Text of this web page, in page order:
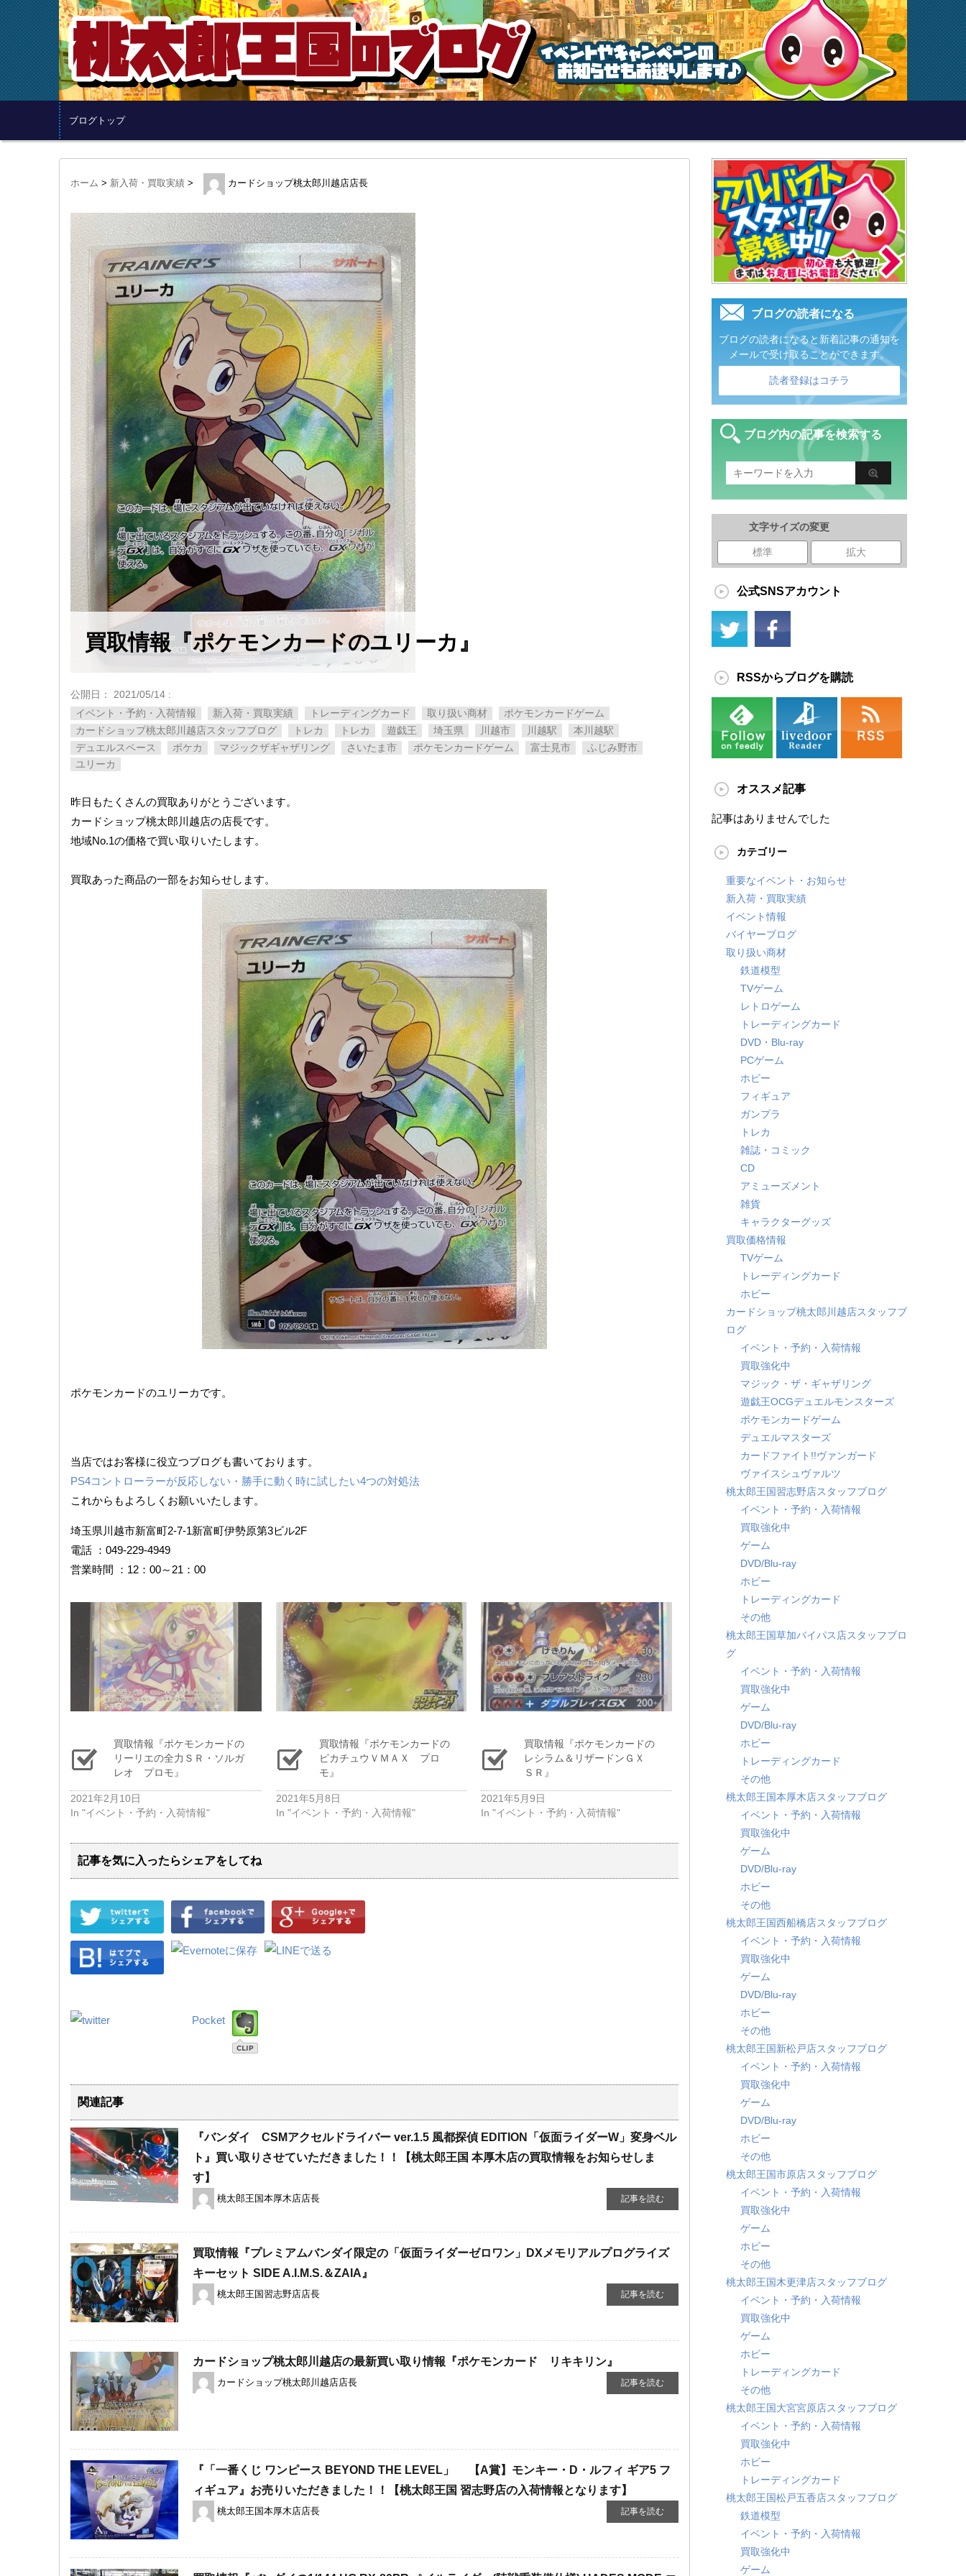
ブログトップ
ホーム > 新入荷・買取実績 > カードショップ桃太郎川越店店長
買取情報『ポケモンカードのユリーカ』
公開日： 2021/05/14 :
イベント・予約・入荷情報
新入荷・買取実績 トレーディングカード 取り扱い商材
ポケモンカードゲーム
カードショップ桃太郎川越店スタッフブログ
トレカ トレカ 遊戯王 埼玉県 川越市 川越駅
本川越駅
デュエルスペース
ポケカ マジックザギャザリング さいたま市 ポケモンカードゲーム 富士見市
ふじみ野市
ユリーカ
昨日もたくさんの買取ありがとうございます。
カードショップ桃太郎川越店の店長です。
地域No.1の価格で買い取りいたします。
買取あった商品の一部をお知らせします。
ポケモンカードのユリーカです。
当店ではお客様に役立つブログも書いております。
PS4コントローラーが反応しない・勝手に動く時に試したい4つの対処法
これからもよろしくお願いいたします。
埼玉県川越市新富町2-7-1新富町伊勢原第3ビル2F
電話 ：049-229-4949
営業時間 ：12：00～21：00
買取情報『ポケモンカードの
リーリエの全力ＳＲ・ソルガ
レオ プロモ』
2021年2月10日
In "イベント・予約・入荷情報"
買取情報『ポケモンカードの
ピカチュウＶＭＡＸ プロ
モ』
2021年5月8日
In "イベント・予約・入荷情報"
買取情報『ポケモンカードの
レシラム＆リザードンＧＸ
ＳＲ』
2021年5月9日
In "イベント・予約・入荷情報"
記事を気に入ったらシェアをしてね
Pocket
関連記事
『バンダイ CSMアクセルドライバー ver.1.5 風都探偵 EDITION「仮面ライダーW」変身ベル
ト』買い取りさせていただきました！！【桃太郎王国 本厚木店の買取情報をお知らせしま
す】
桃太郎王国本厚木店店長 記事を読む
買取情報『プレミアムバンダイ限定の「仮面ライダーゼロワン」DXメモリアルプログライズ
キーセット ​SIDE ​A.I.M.S.＆ZAIA』
桃太郎王国習志野店店長 記事を読む
カードショップ桃太郎川越店の最新買い取り情報『ポケモンカード リキキリン』
カードショップ桃太郎川越店店長 記事を読む
『​「一番くじ ​ワンピース ​BEYOND ​THE ​LEVEL」 ​ 【​A賞】モンキー・D・ルフィ ギア5 フ
ィギュア』お売りいただきました！！【桃太郎王国 習志野店の入荷情報となります】
桃太郎王国本厚木店店長 記事を読む
ブログの読者になる
ブログの読者になると新着記事の通知を
メールで受け取ることができます。
読者登録はコチラ
ブログ内の記事を検索する
文字サイズの変更
標準 拡大
公式SNSアカウント
RSSからブログを購読
オススメ記事
記事はありませんでした
カテゴリー
重要なイベント・お知らせ
新入荷・買取実績
イベント情報
バイヤーブログ
取り扱い商材
鉄道模型
TVゲーム
レトロゲーム
トレーディングカード
DVD・Blu-ray
PCゲーム
ホビー
フィギュア
ガンプラ
トレカ
雑誌・コミック
CD
アミューズメント
雑貨
キャラクターグッズ
買取価格情報
TVゲーム
トレーディングカード
ホビー
カードショップ桃太郎川越店スタッフブ
ログ
イベント・予約・入荷情報
買取強化中
マジック・ザ・ギャザリング
遊戯王OCGデュエルモンスターズ
ポケモンカードゲーム
デュエルマスターズ
カードファイト!!ヴァンガード
ヴァイスシュヴァルツ
桃太郎王国習志野店スタッフブログ
イベント・予約・入荷情報
買取強化中
ゲーム
DVD/Blu-ray
ホビー
トレーディングカード
その他
桃太郎王国草加バイパス店スタッフブロ
グ
イベント・予約・入荷情報
買取強化中
ゲーム
DVD/Blu-ray
ホビー
トレーディングカード
その他
桃太郎王国本厚木店スタッフブログ
イベント・予約・入荷情報
買取強化中
ゲーム
DVD/Blu-ray
ホビー
その他
桃太郎王国西船橋店スタッフブログ
イベント・予約・入荷情報
買取強化中
ゲーム
DVD/Blu-ray
ホビー
その他
桃太郎王国新松戸店スタッフブログ
イベント・予約・入荷情報
買取強化中
ゲーム
DVD/Blu-ray
ホビー
その他
桃太郎王国市原店スタッフブログ
イベント・予約・入荷情報
買取強化中
ゲーム
ホビー
その他
桃太郎王国木更津店スタッフブログ
イベント・予約・入荷情報
買取強化中
ゲーム
ホビー
トレーディングカード
その他
桃太郎王国大宮宮原店スタッフブログ
イベント・予約・入荷情報
買取強化中
ホビー
トレーディングカード
桃太郎王国松戸五香店スタッフブログ
鉄道模型
イベント・予約・入荷情報
買取強化中
ゲーム